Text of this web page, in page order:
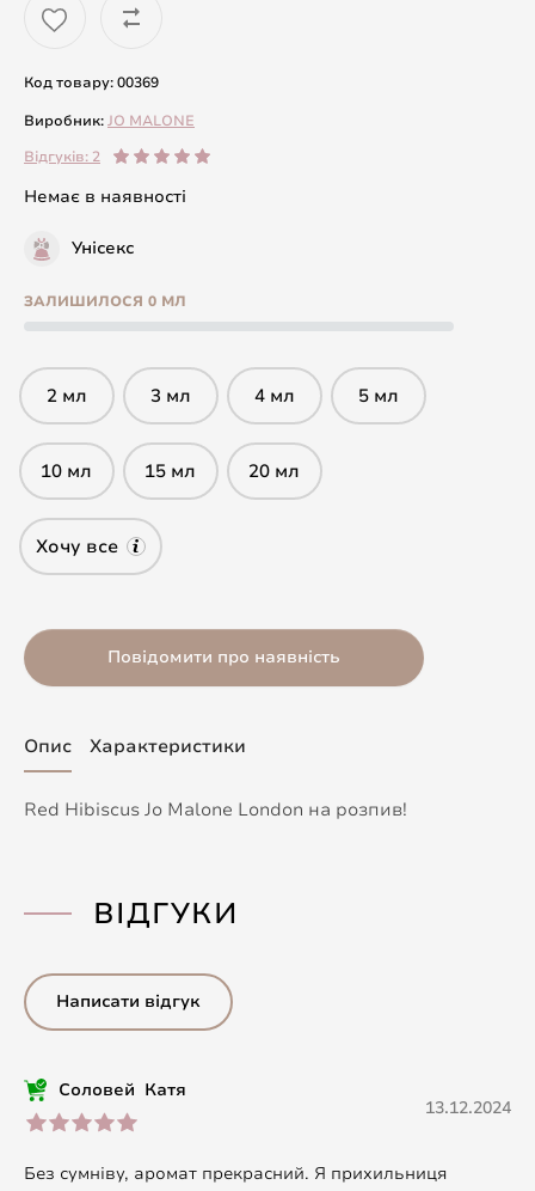
Код товару: 00369
Виробник:JO MALONE
Відгуків: 2
Немає в наявності
Унісекс
ЗАЛИШИЛОСЯ 0 МЛ
2 мл 3 мл 4 мл 5 мл
10 мл 15 мл 20 мл
Хочу все
Повідомити про наявність
Опис Характеристики
Red Hibiscus Jo Malone London на розпив!
ВІДГУКИ
Написати відгук
Соловей Катя
13.12.2024
Без сумніву, аромат прекрасний. Я прихильниця